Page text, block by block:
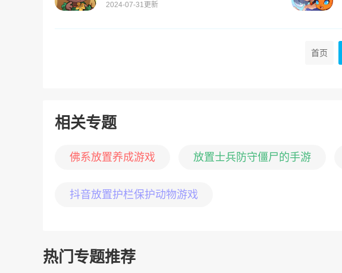
2024-07-31更新
首页
相关专题
佛系放置养成游戏 放置士兵防守僵尸的手游
抖音放置护栏保护动物游戏
热门专题推荐